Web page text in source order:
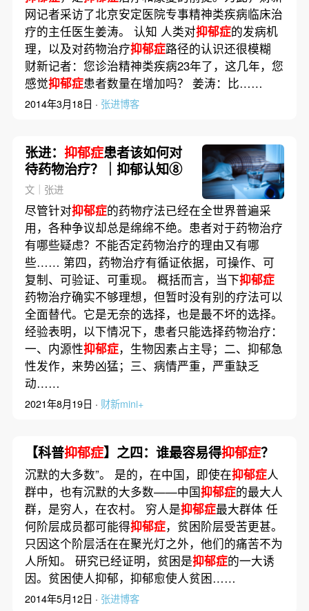
网记者采访了北京安定医院专事精神类疾病临床治
疗的主任医生姜涛。 认知 人类对抑郁症的发病机
理，以及对药物治疗抑郁症路径的认识还很模糊
财新记者：您诊治精神类疾病23年了，这几年，您
感觉抑郁症患者数量在增加吗？ 姜涛：比……
2014年3月18日 · 张进博客
张进： 抑郁症患者该如何对
待药物治疗？｜抑郁认知⑧
文｜张进
尽管针对抑郁症的药物疗法已经在全世界普遍采
用，各种争议却总是绵绵不绝。患者对于药物治疗
有哪些疑虑？不能否定药物治疗的理由又有哪
些…… 第四，药物治疗有循证依据，可操作、可
复制、可验证、可重现。 概括而言，当下抑郁症
药物治疗确实不够理想，但暂时没有别的疗法可以
全面替代。它是无奈的选择，也是最不坏的选择。
经验表明，以下情况下，患者只能选择药物治疗：
一、内源性抑郁症，生物因素占主导；二、抑郁急
性发作，来势凶猛；三、病情严重，严重缺乏
动……
2021年8月19日 · 财新mini+
【科普抑郁症】之四：谁最容易得抑郁症？
沉默的大多数”。 是的，在中国，即使在抑郁症人
群中，也有沉默的大多数——中国抑郁症的最大人
群，是穷人，在农村。 穷人是抑郁症最大群体 任
何阶层成员都可能得抑郁症，贫困阶层受苦更甚。
只因这个阶层活在在聚光灯之外，他们的痛苦不为
人所知。 研究已经证明，贫困是抑郁症的一大诱
因。贫困使人抑郁，抑郁愈使人贫困……
2014年5月12日 · 张进博客